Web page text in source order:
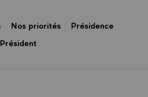
Nos priorités
Présidence